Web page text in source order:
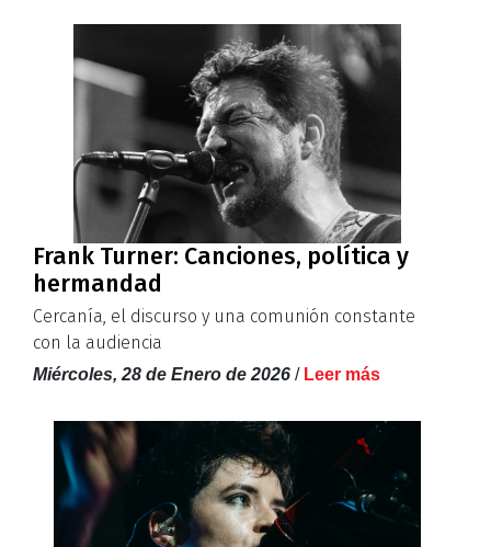
Frank Turner: Canciones, política y
hermandad
Cercanía, el discurso y una comunión constante
con la audiencia
Miércoles, 28 de Enero de 2026 / Leer más